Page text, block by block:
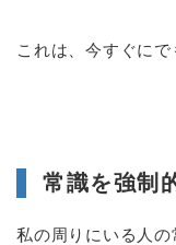
これは、今すぐにで
常識を強制
私の周りにいる人の